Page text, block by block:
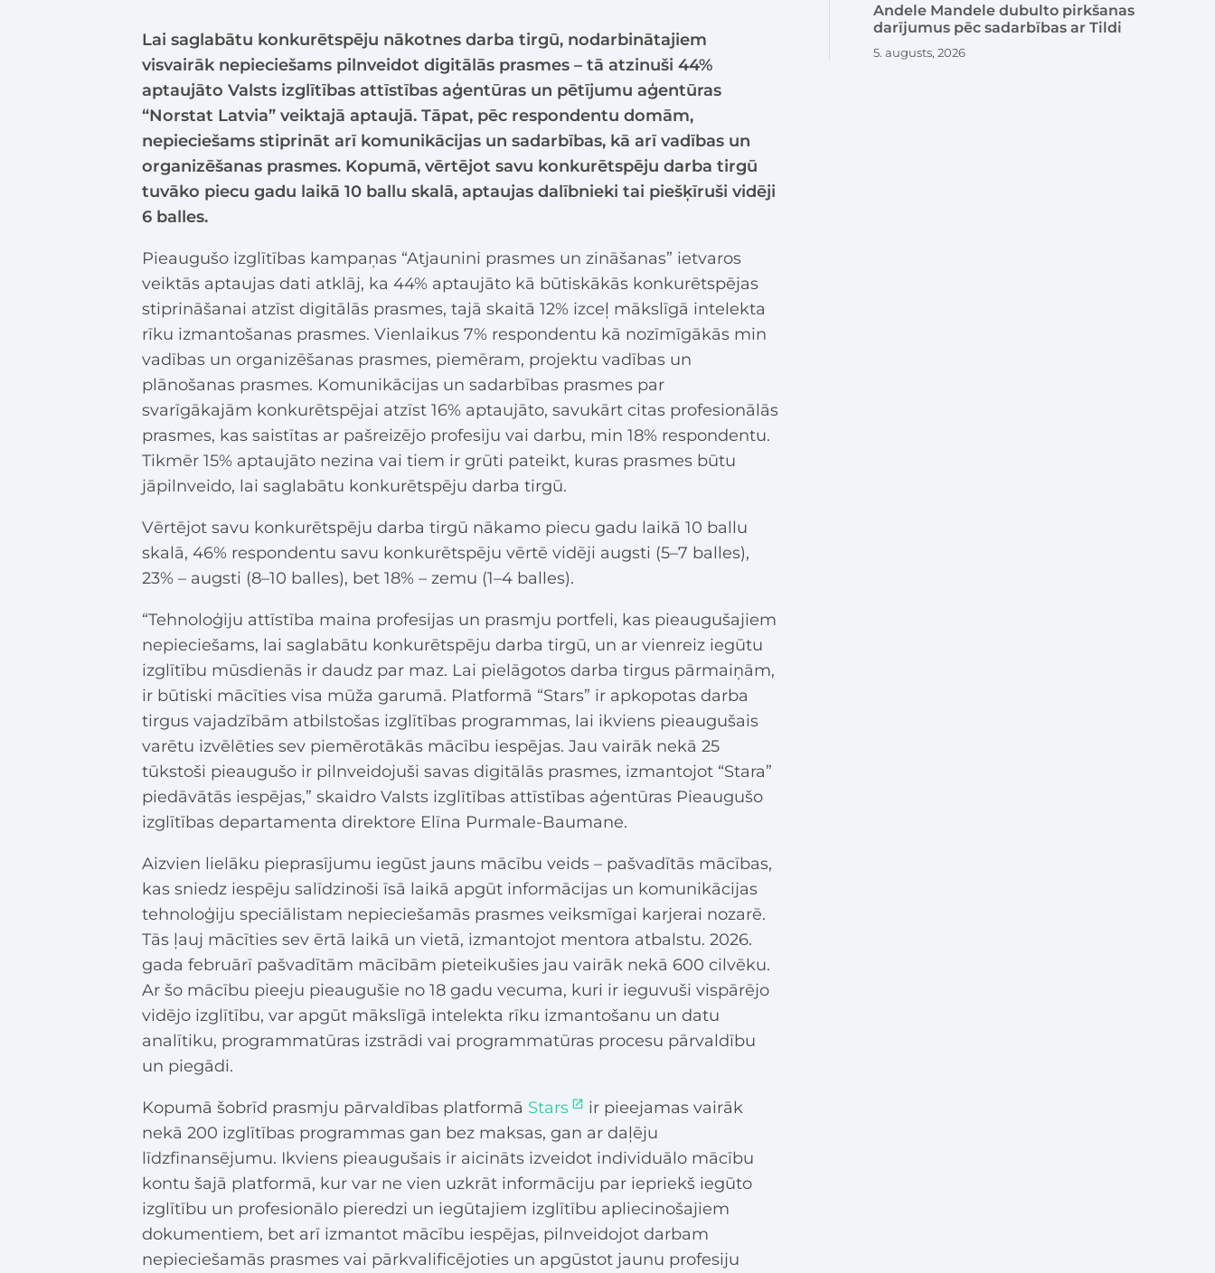
Lai saglabātu konkurētspēju nākotnes darba tirgū, nodarbinātajiem
visvairāk nepieciešams pilnveidot digitālās prasmes – tā atzinuši 44%
aptaujāto Valsts izglītības attīstības aģentūras un pētījumu aģentūras
“Norstat Latvia” veiktajā aptaujā. Tāpat, pēc respondentu domām,
nepieciešams stiprināt arī komunikācijas un sadarbības, kā arī vadības un
organizēšanas prasmes. Kopumā, vērtējot savu konkurētspēju darba tirgū
tuvāko piecu gadu laikā 10 ballu skalā, aptaujas dalībnieki tai piešķīruši vidēji
6 balles.
Pieaugušo izglītības kampaņas “Atjaunini prasmes un zināšanas” ietvaros
veiktās aptaujas dati atklāj, ka 44% aptaujāto kā būtiskākās konkurētspējas
stiprināšanai atzīst digitālās prasmes, tajā skaitā 12% izceļ mākslīgā intelekta
rīku izmantošanas prasmes. Vienlaikus 7% respondentu kā nozīmīgākās min
vadības un organizēšanas prasmes, piemēram, projektu vadības un
plānošanas prasmes. Komunikācijas un sadarbības prasmes par
svarīgākajām konkurētspējai atzīst 16% aptaujāto, savukārt citas profesionālās
prasmes, kas saistītas ar pašreizējo profesiju vai darbu, min 18% respondentu.
Tikmēr 15% aptaujāto nezina vai tiem ir grūti pateikt, kuras prasmes būtu
jāpilnveido, lai saglabātu konkurētspēju darba tirgū.
Vērtējot savu konkurētspēju darba tirgū nākamo piecu gadu laikā 10 ballu
skalā, 46% respondentu savu konkurētspēju vērtē vidēji augsti (5–7 balles),
23% – augsti (8–10 balles), bet 18% – zemu (1–4 balles).
“Tehnoloģiju attīstība maina profesijas un prasmju portfeli, kas pieaugušajiem
nepieciešams, lai saglabātu konkurētspēju darba tirgū, un ar vienreiz iegūtu
izglītību mūsdienās ir daudz par maz. Lai pielāgotos darba tirgus pārmaiņām,
ir būtiski mācīties visa mūža garumā. Platformā “Stars” ir apkopotas darba
tirgus vajadzībām atbilstošas izglītības programmas, lai ikviens pieaugušais
varētu izvēlēties sev piemērotākās mācību iespējas. Jau vairāk nekā 25
tūkstoši pieaugušo ir pilnveidojuši savas digitālās prasmes, izmantojot “Stara”
piedāvātās iespējas,” skaidro Valsts izglītības attīstības aģentūras Pieaugušo
izglītības departamenta direktore Elīna Purmale-Baumane.
Aizvien lielāku pieprasījumu iegūst jauns mācību veids – pašvadītās mācības,
kas sniedz iespēju salīdzinoši īsā laikā apgūt informācijas un komunikācijas
tehnoloģiju speciālistam nepieciešamās prasmes veiksmīgai karjerai nozarē.
Tās ļauj mācīties sev ērtā laikā un vietā, izmantojot mentora atbalstu. 2026.
gada februārī pašvadītām mācībām pieteikušies jau vairāk nekā 600 cilvēku.
Ar šo mācību pieeju pieaugušie no 18 gadu vecuma, kuri ir ieguvuši vispārējo
vidējo izglītību, var apgūt mākslīgā intelekta rīku izmantošanu un datu
analītiku, programmatūras izstrādi vai programmatūras procesu pārvaldību
un piegādi.
Kopumā šobrīd prasmju pārvaldības platformā Stars
ir pieejamas vairāk
nekā 200 izglītības programmas gan bez maksas, gan ar daļēju
līdzfinansējumu. Ikviens pieaugušais ir aicināts izveidot individuālo mācību
kontu šajā platformā, kur var ne vien uzkrāt informāciju par iepriekš iegūto
izglītību un profesionālo pieredzi un iegūtajiem izglītību apliecinošajiem
dokumentiem, bet arī izmantot mācību iespējas, pilnveidojot darbam
nepieciešamās prasmes vai pārkvalificējoties un apgūstot jaunu profesiju
Andele Mandele dubulto pirkšanas
darījumus pēc sadarbības ar Tildi
5. augusts, 2026